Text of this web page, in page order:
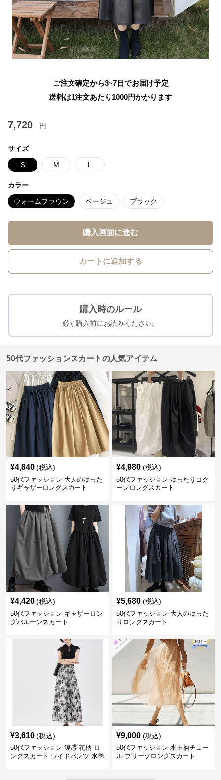
ご注文確定から3~7日でお届け予定
送料は1注文あたり 1000円かかります
7,720 円
サイズ
S M L
カラー
ウォームブラウン ベージュ ブラック
購入画面に進む
カートに追加する
購入時のルール
必ず購入前にお読みください。
50代ファッションスカートの人気アイテム
¥4,840 (税込)
50代ファッション 大人のゆった
りギャザーロングスカート
¥4,980 (税込)
50代ファッション ゆったりコク
ーンロングスカート
¥4,420 (税込)
50代ファッション ギャザーロン
グバルーンスカート
¥5,680 (税込)
50代ファッション 大人のゆった
りロングスカート
¥3,610 (税込)
50代ファッション 涼感 花柄 ロ
ングスカート ワイドパンツ 水墨
¥9,000 (税込)
50代ファッション 水玉柄チュー
ル プリーツロングスカート